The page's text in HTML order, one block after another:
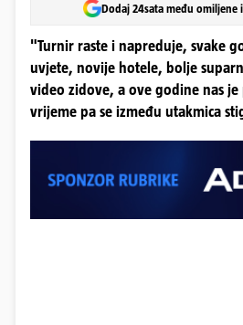
Dodaj 24sata među omiljene
"Turnir raste i napreduje, svake
uvjete, novije hotele, bolje
video zidove, a ove godine nas
vrijeme pa se između utakmica